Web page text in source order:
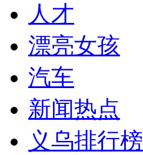
人才
漂亮女孩
汽车
新闻热点
义乌排行榜